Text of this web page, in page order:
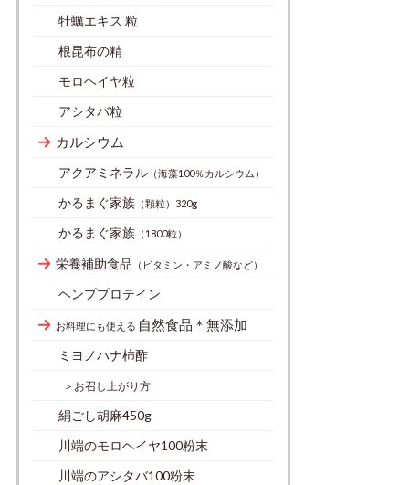
牡蠣エキス 粒
根昆布の精
モロヘイヤ粒
アシタバ粒
カルシウム
アクアミネラル （海藻100％カルシウム）
かるまぐ家族 （顆粒）320g
かるまぐ家族 （1800粒）
栄養補助食品 （ビタミン・アミノ酸など）
ヘンププロテイン
お料理にも使える 自然食品＊無添加
ミヨノハナ柿酢
＞お召し上がり方
絹ごし胡麻450g
川端のモロヘイヤ100粉末
川端のアシタバ100粉末